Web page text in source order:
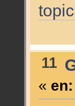
11
« en: